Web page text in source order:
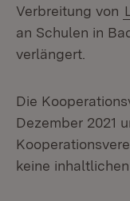
Verbreitung von
an Schulen in
verlängert.
Die
Dezember 2021
keine